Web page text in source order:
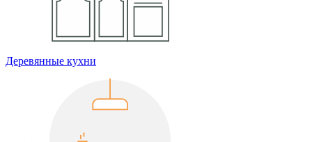
Деревянные кухни